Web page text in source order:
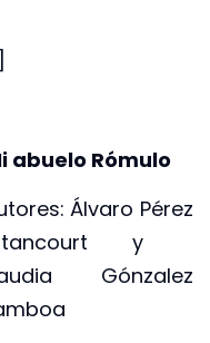
abuelo Rómulo
Álvaro Pérez
y
Gónzalez